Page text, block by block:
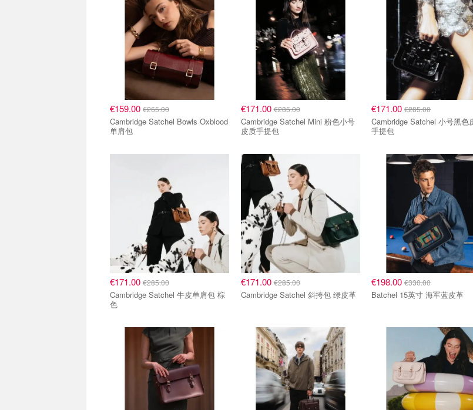
€159.00 €265.00
Cambridge Satchel Bowls Oxblood
单肩包
€171.00€285.00
Cambridge Satchel Mini 粉色小号
皮质手提包
€171.00 €285.00
Cambridge Satchel 小号黑色
手提包
€171.00 €285.00
Cambridge Satchel 牛皮单肩包 棕
色
€171.00€285.00
Cambridge Satchel 斜挎包 绿皮革
€198.00 €330.00
Batchel 15英寸 海军蓝皮革